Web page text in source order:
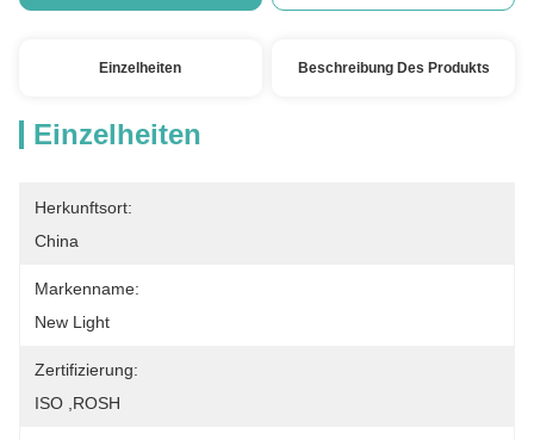
Einzelheiten Beschreibung Des Produkts
Einzelheiten
Herkunftsort:
China
Markenname:
New Light
Zertifizierung:
ISO ,ROSH